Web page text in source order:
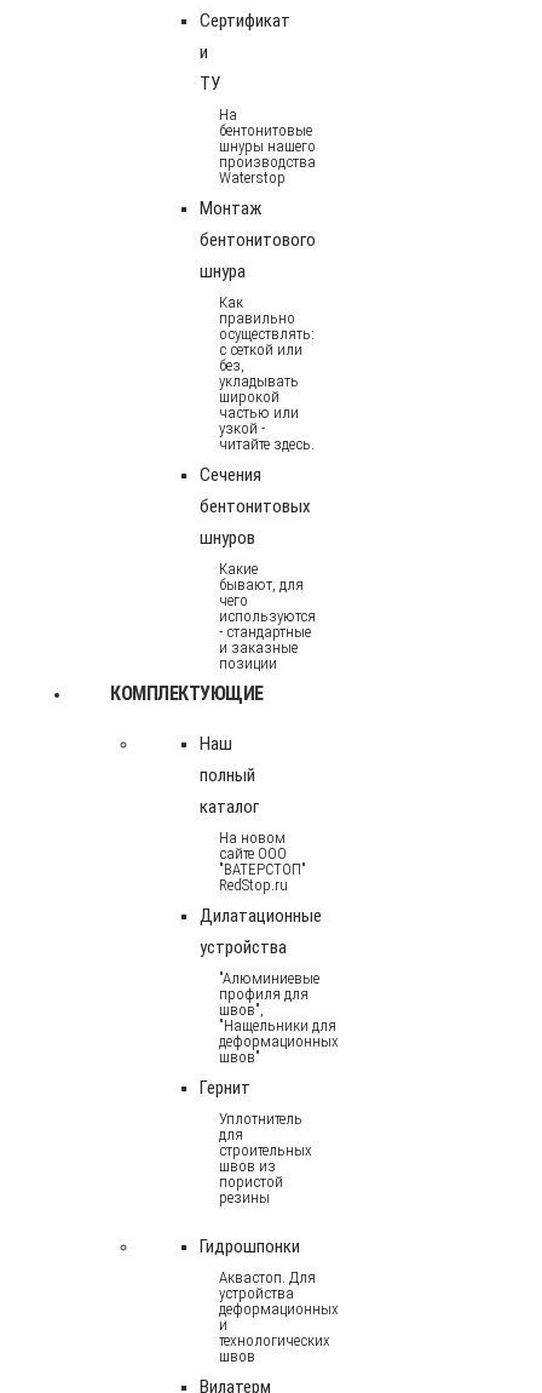
Сертификат
и
ТУ
На
бентонитовые
шнуры нашего
производства
Waterstop
Монтаж
бентонитового
шнура
Как
правильно
осуществлять:
с сеткой или
без,
укладывать
широкой
частью или
узкой -
читайте здесь.
Сечения
бентонитовых
шнуров
Какие
бывают, для
чего
используются
- стандартные
и заказные
позиции
КОМПЛЕКТУЮЩИЕ
Наш
полный
каталог
На новом
сайте ООО
"ВАТЕРСТОП"
RedStop.ru
Дилатационные
устройства
"Алюминиевые
профиля для
швов",
"Нащельники для
деформационных
швов"
Гернит
Уплотнитель
для
строительных
швов из
пористой
резины
Гидрошпонки
Аквастоп. Для
устройства
деформационных
и
технологических
швов
Вилатерм